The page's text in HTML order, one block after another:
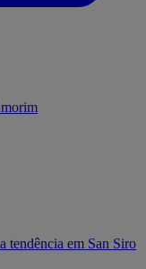
tendência em San Siro